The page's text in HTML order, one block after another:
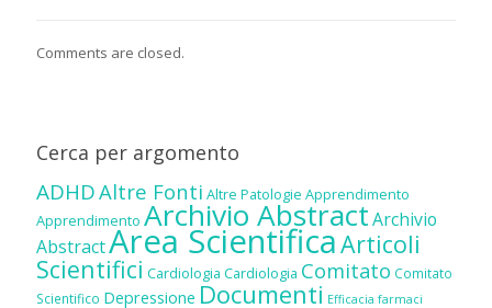
Comments are closed.
Cerca per argomento
ADHDAltre Fonti Altre Patologie Apprendimento
Apprendimento Archivio AbstractArchivio
AbstractArea ScientificaArticoli
Scientifici Cardiologia Cardiologia Comitato Comitato
Scientifico Depressione Documenti Efficacia farmaci